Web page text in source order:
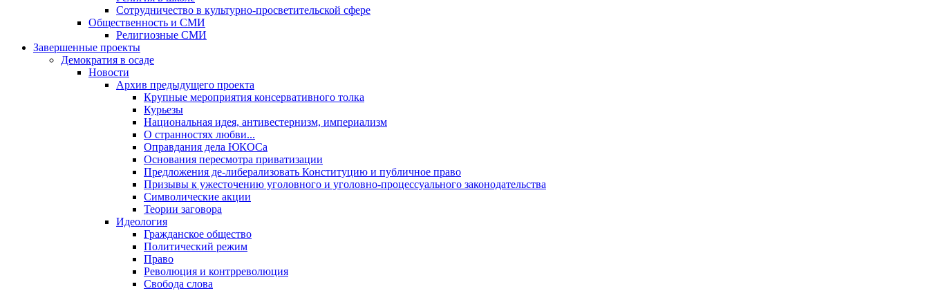
Сотрудничество в культурно-просветительской сфере
Общественность и СМИ
Религиозные СМИ
Завершенные проекты
Демократия в осаде
Новости
Архив предыдущего проекта
Крупные мероприятия консервативного толка
Курьезы
Национальная идея, антивестернизм, империализм
О странностях любви...
Оправдания дела ЮКОСа
Основания пересмотра приватизации
Предложения де-либерализовать Конституцию и публичное право
Призывы к ужесточению уголовного и уголовно-процессуального законодательства
Символические акции
Теории заговора
Идеология
Гражданское общество
Политический режим
Право
Революция и контрреволюция
Свобода слова